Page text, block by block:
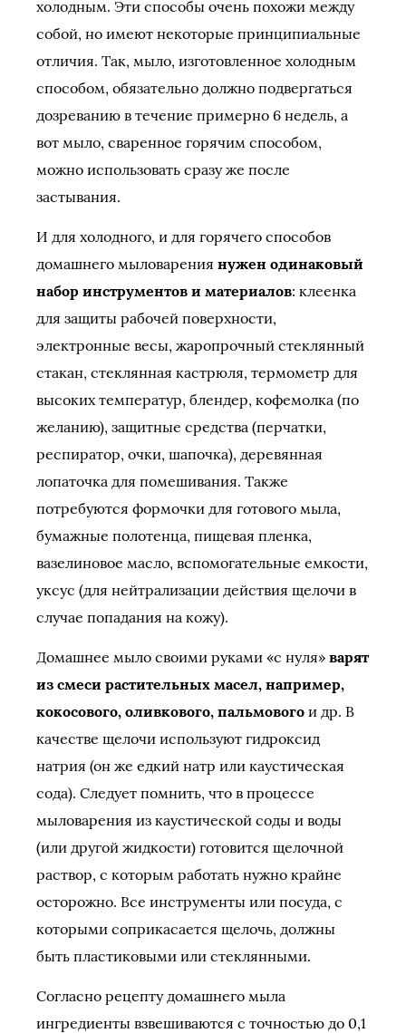
холодным. Эти способы очень похожи между
собой, но имеют некоторые принципиальные
отличия. Так, мыло, изготовленное холодным
способом, обязательно должно подвергаться
дозреванию в течение примерно 6 недель, а
вот мыло, сваренное горячим способом,
можно использовать сразу же после
застывания.
И для холодного, и для горячего способов
домашнего мыловарения нужен одинаковый
набор инструментов и материалов: клеенка
для защиты рабочей поверхности,
электронные весы, жаропрочный стеклянный
стакан, стеклянная кастрюля, термометр для
высоких температур, блендер, кофемолка (по
желанию), защитные средства (перчатки,
респиратор, очки, шапочка), деревянная
лопаточка для помешивания. Также
потребуются формочки для готового мыла,
бумажные полотенца, пищевая пленка,
вазелиновое масло, вспомогательные емкости,
уксус (для нейтрализации действия щелочи в
случае попадания на кожу).
Домашнее мыло своими руками «с нуля» варят
из смеси растительных масел, например,
кокосового, оливкового, пальмового и др. В
качестве щелочи используют гидроксид
натрия (он же едкий натр или каустическая
сода). Следует помнить, что в процессе
мыловарения из каустической соды и воды
(или другой жидкости) готовится щелочной
раствор, с которым работать нужно крайне
осторожно. Все инструменты или посуда, с
которыми соприкасается щелочь, должны
быть пластиковыми или стеклянными.
Согласно рецепту домашнего мыла
ингредиенты взвешиваются с точностью до 0,1